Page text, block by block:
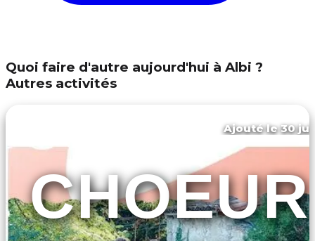
Quoi faire d'autre aujourd'hui à Albi ?
Autres activités
Ajouté le 30
CHOEUR